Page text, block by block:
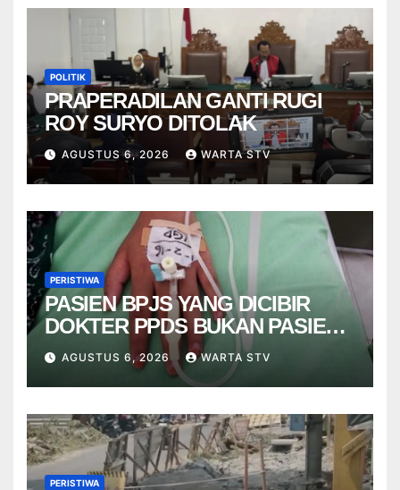
POLITIK
PRAPERADILAN GANTI RUGI
ROY SURYO DITOLAK
AGUSTUS 6, 2026 WARTA STV
PERISTIWA
PASIEN BPJS YANG DICIBIR
DOKTER PPDS BUKAN PASIEN
RSUP DR. SARDJITO
AGUSTUS 6, 2026 WARTA STV
PERISTIWA